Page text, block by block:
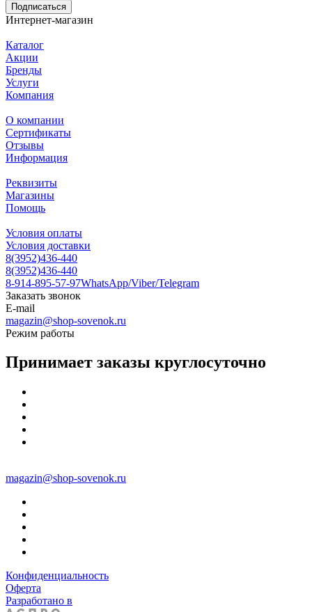
Подписаться
Интернет-магазин
Каталог
Акции
Бренды
Услуги
Компания
О компании
Сертификаты
Отзывы
Информация
Реквизиты
Магазины
Помощь
Условия оплаты
Условия доставки
8(3952)436-440
8(3952)436-440
8-914-895-57-97WhatsApp/Viber/Telegram
Заказать звонок
E-mail
magazin@shop-sovenok.ru
Режим работы
Принимает заказы круглосуточно
magazin@shop-sovenok.ru
Конфиденциальность
Оферта
Разработано в